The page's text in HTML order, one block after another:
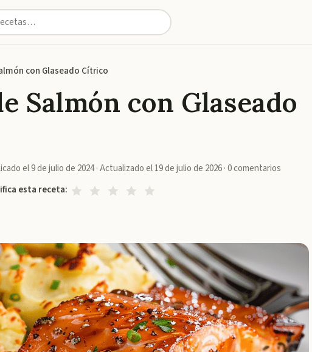
con Glaseado Cítrico
Salmón con Glaseado
el9 de julio de 2024· Actualizado el19 de julio de 2026·0comentarios
esta receta: